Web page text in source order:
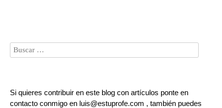
Si quieres contribuir en este blog con artículos ponte en
contacto conmigo en luis@estuprofe.com , también puedes